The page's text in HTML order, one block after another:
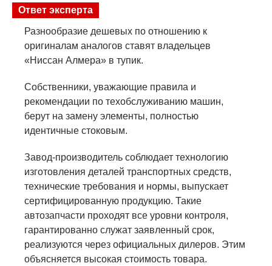
Ответ эксперта
Разнообразие дешевых по отношению к
оригиналам аналогов ставят владельцев
«Ниссан Алмера» в тупик.
Собственники, уважающие правила и
рекомендации по техобслуживанию машин,
берут на замену элементы, полностью
идентичные стоковым.
Завод-производитель соблюдает технологию
изготовления деталей транспортных средств,
технические требования и нормы, выпускает
сертифицированную продукцию. Такие
автозапчасти проходят все уровни контроля,
гарантированно служат заявленный срок,
реализуются через официальных дилеров. Этим
объясняется высокая стоимость товара.